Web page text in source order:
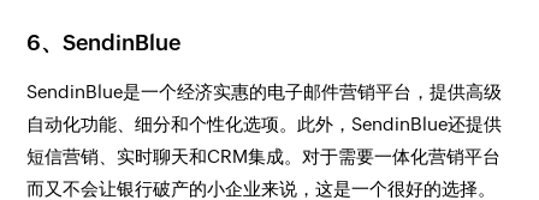
6、SendinBlue
SendinBlue是一个经济实惠的电子邮件营销平台，提供高级
自动化功能、细分和个性化选项。此外，SendinBlue还提供
短信营销、实时聊天和CRM集成。对于需要一体化营销平台
而又不会让银行破产的小企业来说，这是一个很好的选择。